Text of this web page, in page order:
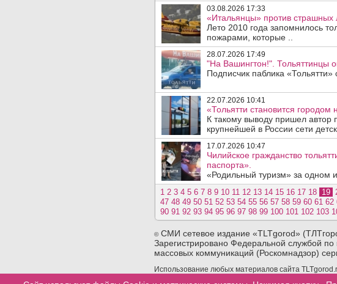
03.08.2026 17:33
«Итальянцы» против страшных
Лето 2010 года запомнилось
пожарами, которые ..
28.07.2026 17:49
"На Вашингтон!". Тольяттинцы
Подписчик паблика
22.07.2026 10:41
«Тольятти становится городом
К такому выводу пришел автор
крупнейшей в России сети
17.07.2026 10:47
Чилийское гражданство
паспорта».
«Родильный туризм» за одном
1 2 3 4 5 6 7 8 9 10 11 12 13 14 15 16 17 18 19
47 48 49 50 51 52 53 54 55 56 57 58 59 60 61 62
90 91 92 93 94 95 96 97 98 99 100 101 102 103
©СМИ сетевое издание «TLTgorod»
Зарегистрировано Федеральной службой
массовых коммуникаций (Роскомнадзор)
Использование любых материалов сайта